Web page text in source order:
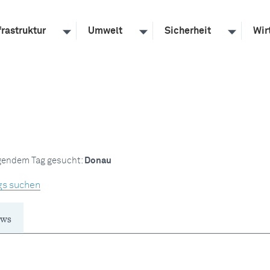
Umwelt Sicherheit
Tag gesucht: Donau
suchen